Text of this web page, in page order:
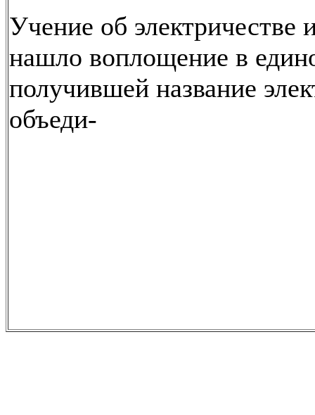
Учение об электричестве
нашло воплощение в
получившей название
объеди-